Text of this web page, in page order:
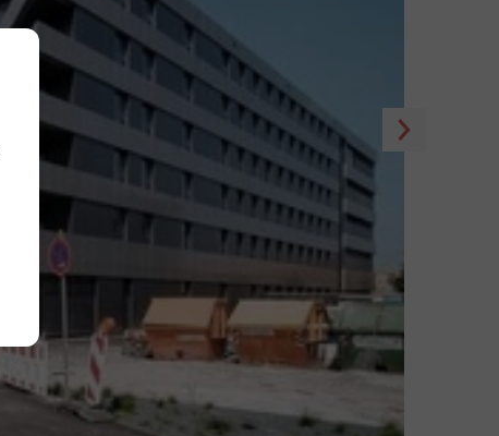
Alle akzeptieren